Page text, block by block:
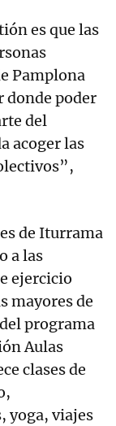
es que las
Pamplona
donde poder
del
acoger las
de Iturrama
a las
ejercicio
mayores de
programa
Aulas
clases de
yoga, viajes